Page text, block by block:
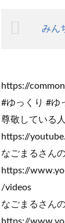
みん
https://
#ゆっくり #ゆ
尊敬している人
https://
なごまるさん
https://
/videos
なごまるさん